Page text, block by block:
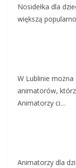
Nosidełka dla
większą
W Lublinie
animatorów,
Animatorzy ci…
Animatorzy dla